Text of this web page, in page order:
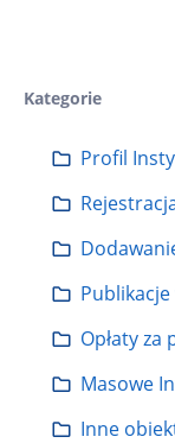
Kategorie
Profil
Opłaty za
Masowe
Inne